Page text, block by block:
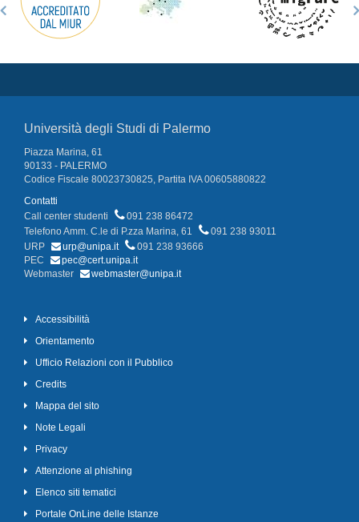
Università degli Studi di Palermo
Piazza Marina, 61
90133 - PALERMO
Codice Fiscale 80023730825, Partita IVA 00605880822
Contatti
Call center studenti
091 238 86472
Telefono Amm. C.le di P.zza Marina, 61
091 238 93011
URP
urp@unipa.it
091 238 93666
PEC
pec@cert.unipa.it
Webmaster
webmaster@unipa.it
Accessibilità
Orientamento
Ufficio Relazioni con il Pubblico
Credits
Mappa del sito
Note Legali
Privacy
Attenzione al phishing
Elenco siti tematici
Portale OnLine delle Istanze